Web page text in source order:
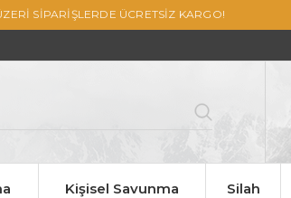
SİPARİŞLERDE ÜCRETSİZ KARGO!
Kişisel Savunma
Silah